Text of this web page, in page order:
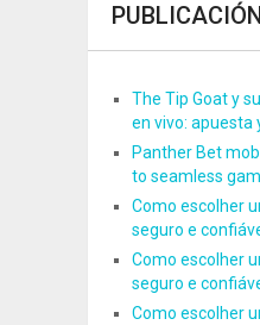
The Tip Goat y
en vivo: apuesta
Panther Bet
to seamless
Como escolher
seguro e
Como escolher
seguro e
Como escolher